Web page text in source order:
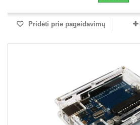
Pridėti prie pageidavimų